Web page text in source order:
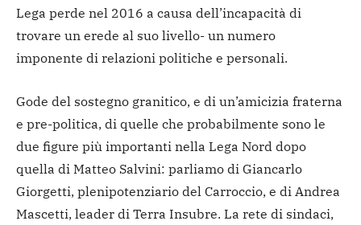
Lega perde nel 2016 a causa dell’incapacità di
trovare un erede al suo livello- un numero
imponente di relazioni politiche e personali.
Gode del sostegno granitico, e di un’amicizia fraterna
e pre-politica, di quelle che probabilmente sono le
due figure più importanti nella Lega Nord dopo
quella di Matteo Salvini: parliamo di Giancarlo
Giorgetti, plenipotenziario del Carroccio, e di Andrea
Mascetti, leader di Terra Insubre. La rete di sindaci,